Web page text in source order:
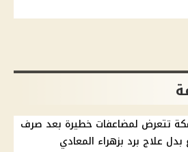
تتعرض لمضاعفات خطيرة بعد صرف
علاج برد بزهراء المعادي